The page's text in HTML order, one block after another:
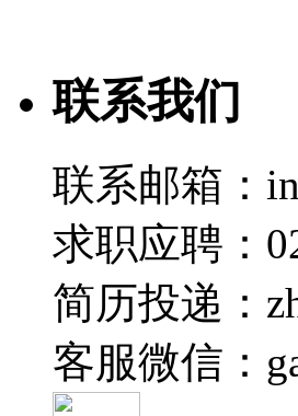
宋超
2026-07-13 11:49
07:09
Tech Talk | 从存储到
宋超
2026-07-10 16:46
09:50
Tech Talk | 芯片集成、
宋超
联系我们
联系邮箱：
求职应聘：
简历投递：
客服微信：